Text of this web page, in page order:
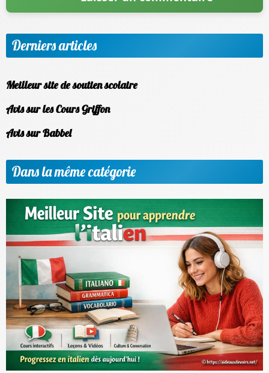
Derniers articles
Meilleur site de soutien scolaire
Avis sur les Cours Griffon
Avis sur Babbel
Dans la même catégorie